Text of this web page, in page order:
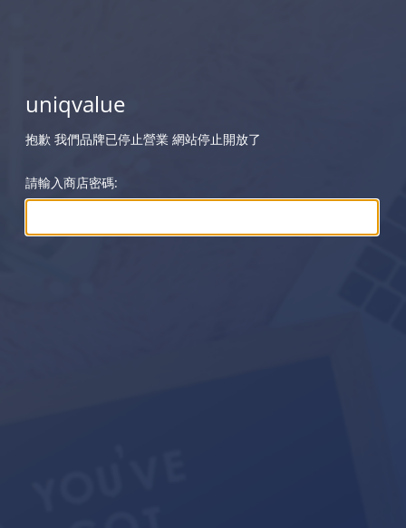
uniqvalue
抱歉 我們品牌已停止營業 網站停止開放了
請輸入商店密碼: